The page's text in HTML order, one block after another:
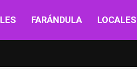
FARÁNDULA LOCALES